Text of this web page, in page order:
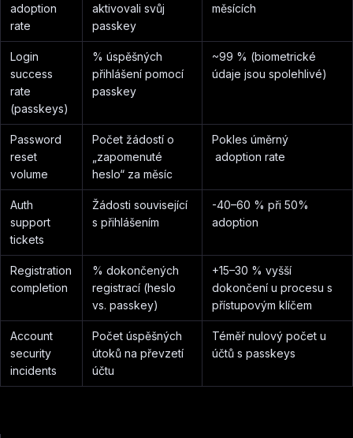
adoption
rate
aktivovali svůj
passkey
měsících
Login
success
rate
(passkeys)
% úspěšných
přihlášení pomocí
passkey
~99 % (biometrické
údaje jsou spolehlivé)
Password
reset
volume
Počet žádostí o
„zapomenuté
heslo“ za měsíc
Pokles úměrný
adoption rate
Auth
support
tickets
Žádosti související
s přihlášením
-40–60 % při 50%
adoption
Registration
completion
% dokončených
registrací (heslo
vs. passkey)
+15–30 % vyšší
dokončení u procesu s
přístupovým klíčem
Account
security
incidents
Počet úspěšných
útoků na převzetí
účtu
Téměř nulový počet u
účtů s passkeys